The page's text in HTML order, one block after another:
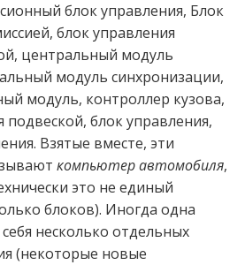
блок управления, Блок
блок управления
центральный модуль
модуль синхронизации,
модуль, контроллер кузова,
подвеской, блок управления,
Взятые вместе, эти
компьютер автомобиля,
это не единый
блоков). Иногда одна
несколько отдельных
(некоторые новые